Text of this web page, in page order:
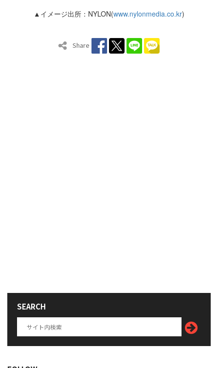
▲イメージ出所：NYLON(www.nylonmedia.co.kr)
Share
SEARCH